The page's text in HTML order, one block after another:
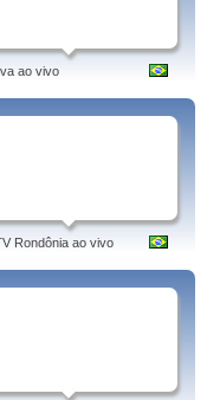
ao vivo
Rondônia ao vivo